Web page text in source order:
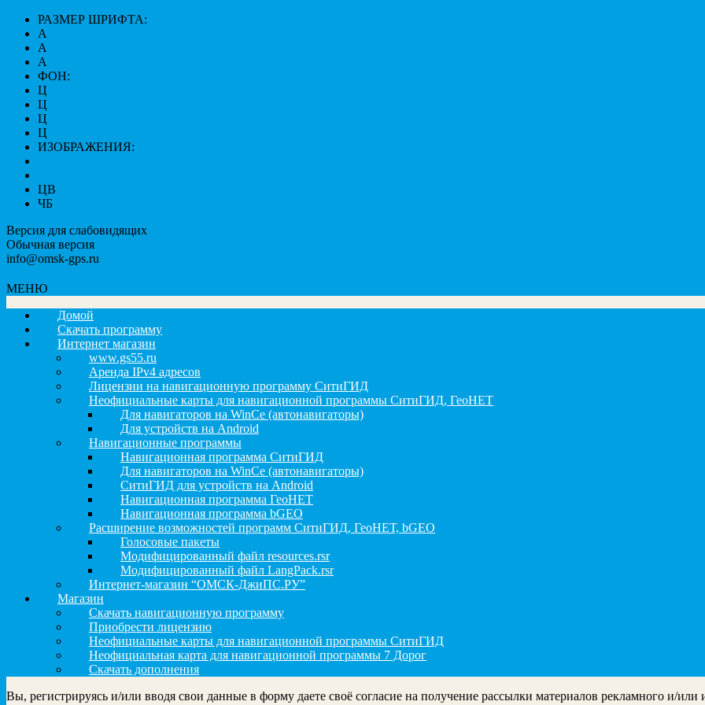
РАЗМЕР ШРИФТА:
A
A
A
ФОН:
Ц
Ц
Ц
Ц
ИЗОБРАЖЕНИЯ:
ЦВ
ЧБ
Версия для слабовидящих
Обычная версия
info@omsk-gps.ru
МЕНЮ
Домой
Скачать программу
Интернет магазин
www.gs55.ru
Аренда IPv4 адресов
Лицензии на навигационную программу СитиГИД
Неофициальные карты для навигационной программы СитиГИД, ГеоНЕТ
Для навигаторов на WinCe (автонавигаторы)
Для устройств на Android
Навигационные программы
Навигационная программа СитиГИД
Для навигаторов на WinCe (автонавигаторы)
СитиГИД для устройств на Android
Навигационная программа ГеоНЕТ
Навигационная программа bGEO
Расширение возможностей программ СитиГИД, ГеоНЕТ, bGEO
Голосовые пакеты
Модифицированный файл resources.rsr
Модифицированный файл LangPack.rsr
Интернет-магазин “ОМСК-ДжиПС.РУ”
Магазин
Скачать навигационную программу
Приобрести лицензию
Неофициальные карты для навигационной программы СитиГИД
Неофициальная карта для навигационной программы 7 Дорог
Скачать дополнения
Вы, регистрируясь и/или вводя свои данные в форму даете своё согласие на получение рассылки материалов рекламного и/